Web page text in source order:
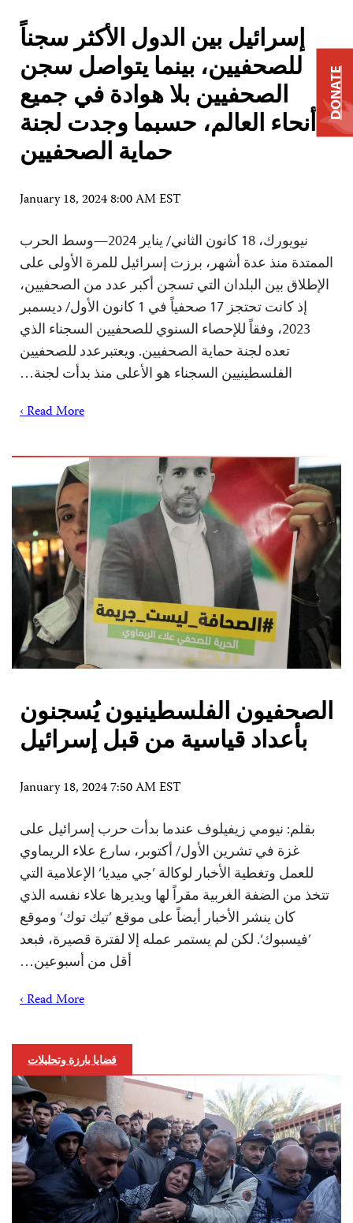
إسرائيل بين الدول الأكثر سجناً
للصحفيين، بينما يتواصل سجن
الصحفيين بلا هوادة في جميع
أنحاء العالم، حسبما وجدت لجنة
حماية الصحفيين
January 18, 2024 8:00 AM EST
نيويورك، 18 كانون الثاني/ يناير 2024—وسط الحرب
الممتدة منذ عدة أشهر، برزت إسرائيل للمرة الأولى على
الإطلاق بين البلدان التي تسجن أكبر عدد من الصحفيين،
إذ كانت تحتجز 17 صحفياً في 1 كانون الأول/ ديسمبر
2023، وفقاً للإحصاء السنوي للصحفيين السجناء الذي
تعده لجنة حماية الصحفيين. ويعتبرعدد للصحفيين
الفلسطينيين السجناء هو الأعلى منذ بدأت لجنة…
Read More ›
الصحفيون الفلسطينيون يُسجنون
بأعداد قياسية من قبل إسرائيل
January 18, 2024 7:50 AM EST
بقلم: نيومي زيفيلوف عندما بدأت حرب إسرائيل على
غزة في تشرين الأول/ أكتوبر، سارع علاء الريماوي
للعمل وتغطية الأخبار لوكالة ’جي ميديا‘ الإعلامية التي
تتخذ من الضفة الغربية مقراً لها ويديرها علاء نفسه الذي
كان ينشر الأخبار أيضاً على موقع ’تيك توك‘ وموقع
’فيسبوك‘. لكن لم يستمر عمله إلا لفترة قصيرة، فبعد
أقل من أسبوعين…
Read More ›
قضايا بارزة وتحليلات
DONATE